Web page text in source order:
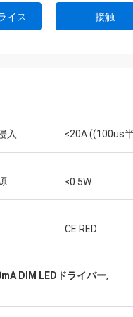
イス 接触
入 ≤20A ((100us
≤0.5W
CE RED
DIM LEDドライバー,